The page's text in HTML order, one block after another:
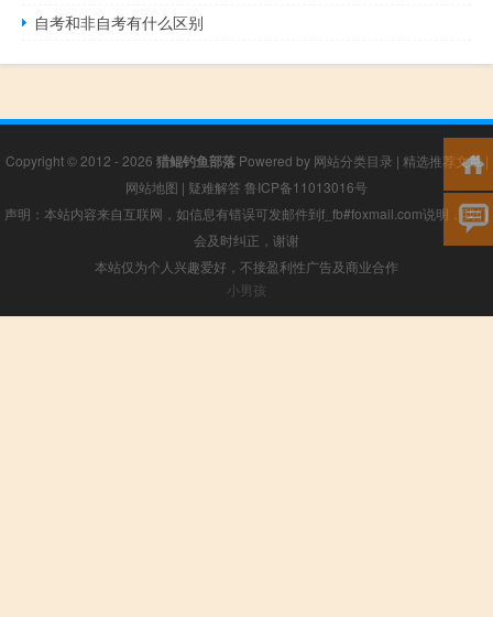
自考和非自考有什么区别
Copyright © 2012 - 2026 猎鲲钓鱼部落Powered by 网站分类目录 | 精选推荐文章|
网站地图 | 疑难解答 鲁ICP备11013016号
声明：本站内容来自互联网，如信息有错误可发邮件到f_fb#foxmail.com说明，我们
会及时纠正，谢谢
本站仅为个人兴趣爱好，不接盈利性广告及商业合作
小男孩